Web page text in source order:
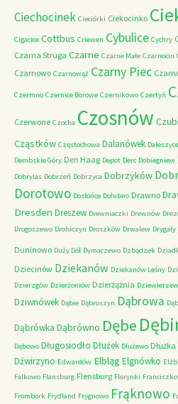
Ciechocinek Cieciórki Ciekocinko
Cigacice Cottbus Criewen Cybulice Cychry
Czarna Struga Czarne Czarne Małe Czarnocin
Czarnowo Czarnowąż Czarny Piec
Czermno Czernice Borowe Czernikowo Czertyń
Czerwone Czocha Czosnów
Cząstków Częstochowa Dalanówek Daleszyce
Dembskie Góry Den Haag Depot Derc Dobiegniew
Dobrylas Dobrzeń Dobrzyca Dobrzyków
Dorotowo Dosłońce Dołubno Drawno
Dresden Dreszew Drewniaczki Drewnów
Drogoszewo Drohiczyn Droszków Drwalew Drygały
Duninowo Duży Dół Dymaczewo Dzbądzek
Dziecinów Dziekanów Dziekanów Leśny
Dzierzgów Dzierżoniów Dzierżążnia
Dziwnówek Dąbie Dąbroszyn Dąbrowa
Dąbrówka Dąbrówno Dębe
Dębowo Długosiodło Dłużek Dłużewo Dłużka
Dźwirzyno Edwardów Elbląg Elgnówko
Falkowo Flansburg Flensburg Florynki
Frombork Frydland Frygnowo Frąknowo